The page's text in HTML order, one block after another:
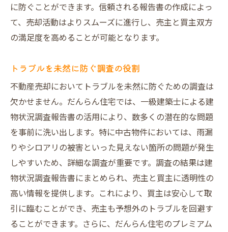
に防ぐことができます。信頼される報告書の作成によっ
て、売却活動はよりスムーズに進行し、売主と買主双方
の満足度を高めることが可能となります。
トラブルを未然に防ぐ調査の役割
不動産売却においてトラブルを未然に防ぐための調査は
欠かせません。だんらん住宅では、一級建築士による建
物状況調査報告書の活用により、数多くの潜在的な問題
を事前に洗い出します。特に中古物件においては、雨漏
りやシロアリの被害といった見えない箇所の問題が発生
しやすいため、詳細な調査が重要です。調査の結果は建
物状況調査報告書にまとめられ、売主と買主に透明性の
高い情報を提供します。これにより、買主は安心して取
引に臨むことができ、売主も予想外のトラブルを回避す
ることができます。さらに、だんらん住宅のプレミアム